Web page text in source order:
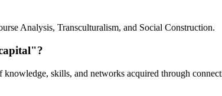
Analysis, Transculturalism, and Social Construction.
skills, and networks acquired through